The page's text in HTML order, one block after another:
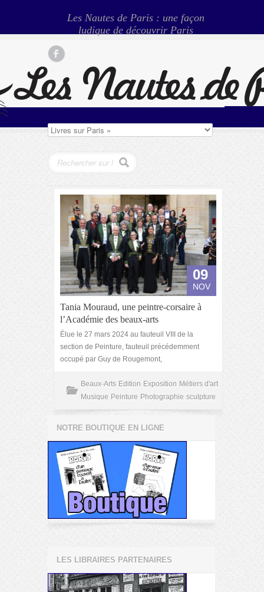
Les Nautes de Paris : une façon
ludique de découvrir Paris
09
NOV
Tania Mouraud, une peintre-corsaire à
l’Académie des beaux-arts
Élue le 27 mars 2024 au fauteuil VIII de la
section de Peinture, fauteuil précédemment
occupé par Guy de Rougemont,
Beaux-Arts Edition Exposition Métiers d'art
Musique Peinture Photographie sculpture
NOTRE BOUTIQUE EN LIGNE
LES LIBRAIRES PARTENAIRES